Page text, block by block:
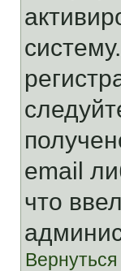
email
что